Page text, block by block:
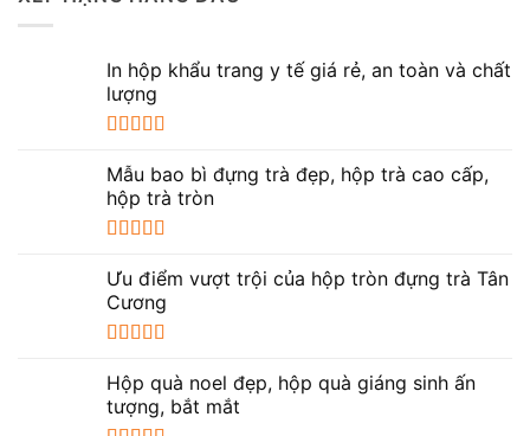
In hộp khẩu trang y tế giá rẻ, an toàn và chất
lượng
hạng 5.005
sao
Mẫu bao bì đựng trà đẹp, hộp trà cao cấp,
hộp trà tròn
hạng5.005
sao
Ưu điểm vượt trội của hộp tròn đựng trà Tân
Cương
hạng 5.005
sao
Hộp quà noel đẹp, hộp quà giáng sinh ấn
tượng, bắt mắt